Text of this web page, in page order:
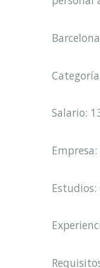
Barcelona
Salario: